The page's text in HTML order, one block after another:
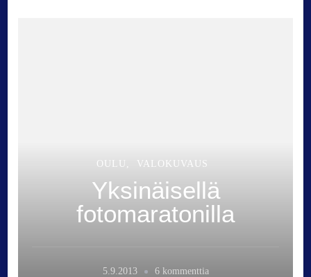
OULU VALOKUVAUS
Yksinäisellä
fotomaratonilla
5.9.2013 6 kommenttiaa